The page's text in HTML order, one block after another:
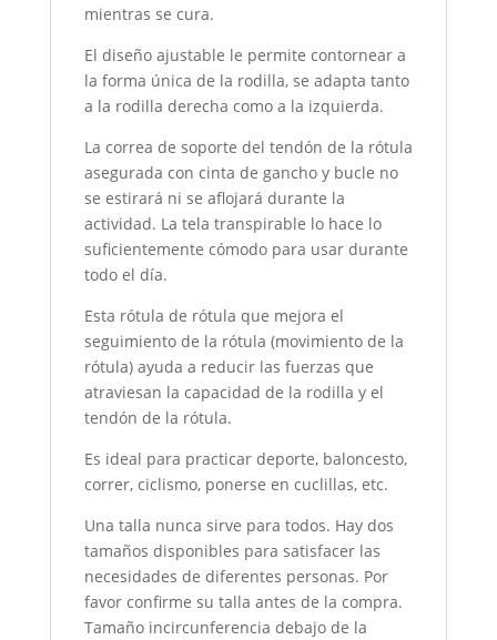
mientras se cura.
El diseño ajustable le permite contornear a
la forma única de la rodilla, se adapta tanto
a la rodilla derecha como a la izquierda.
La correa de soporte del tendón de la rótula
asegurada con cinta de gancho y bucle no
se estirará ni se aflojará durante la
actividad. La tela transpirable lo hace lo
suficientemente cómodo para usar durante
todo el día.
Esta rótula de rótula que mejora el
seguimiento de la rótula (movimiento de la
rótula) ayuda a reducir las fuerzas que
atraviesan la capacidad de la rodilla y el
tendón de la rótula.
Es ideal para practicar deporte, baloncesto,
correr, ciclismo, ponerse en cuclillas, etc.
Una talla nunca sirve para todos. Hay dos
tamaños disponibles para satisfacer las
necesidades de diferentes personas. Por
favor confirme su talla antes de la compra.
Tamaño incircunferencia debajo de la